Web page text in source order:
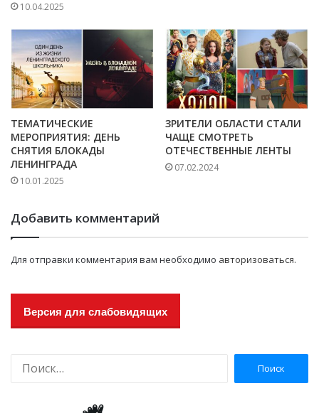
10.04.2025
ТЕМАТИЧЕСКИЕ
МЕРОПРИЯТИЯ: ДЕНЬ
СНЯТИЯ БЛОКАДЫ
ЛЕНИНГРАДА
10.01.2025
ЗРИТЕЛИ ОБЛАСТИ СТАЛИ
ЧАЩЕ СМОТРЕТЬ
ОТЕЧЕСТВЕННЫЕ ЛЕНТЫ
07.02.2024
Добавить комментарий
Для отправки комментария вам необходимо авторизоваться.
Версия для слабовидящих